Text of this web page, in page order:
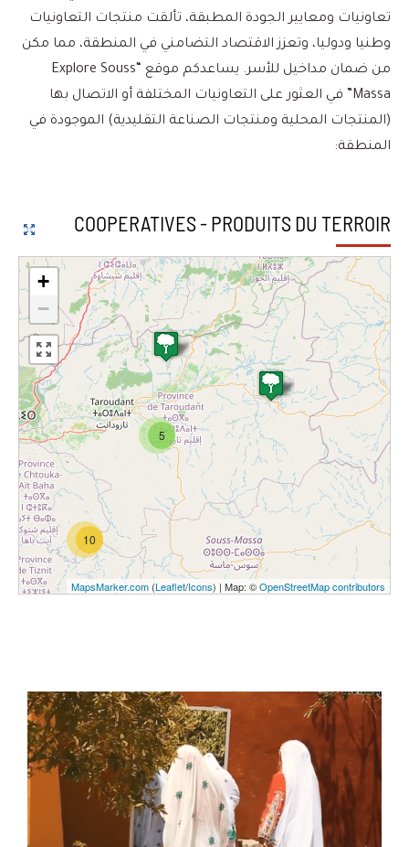
تعاونيات ومعايير الجودة المطبقة، تألقت منتجات التعاونيات
وطنيا ودوليا، وتعزز الاقتصاد التضامني في المنطقة، مما مكن
من ضمان مداخيل للأسر. يساعدكم موقع “Explore Souss
Massa” في العثور على التعاونيات المختلفة أو الاتصال بها
(المنتجات المحلية ومنتجات الصناعة التقليدية) الموجودة في
المنطقة:
COOPERATIVES - PRODUITS DU TERROIR
5
10
+
−
MapsMarker.com (Leaflet/Icons) | Map: ©OpenStreetMap contributors